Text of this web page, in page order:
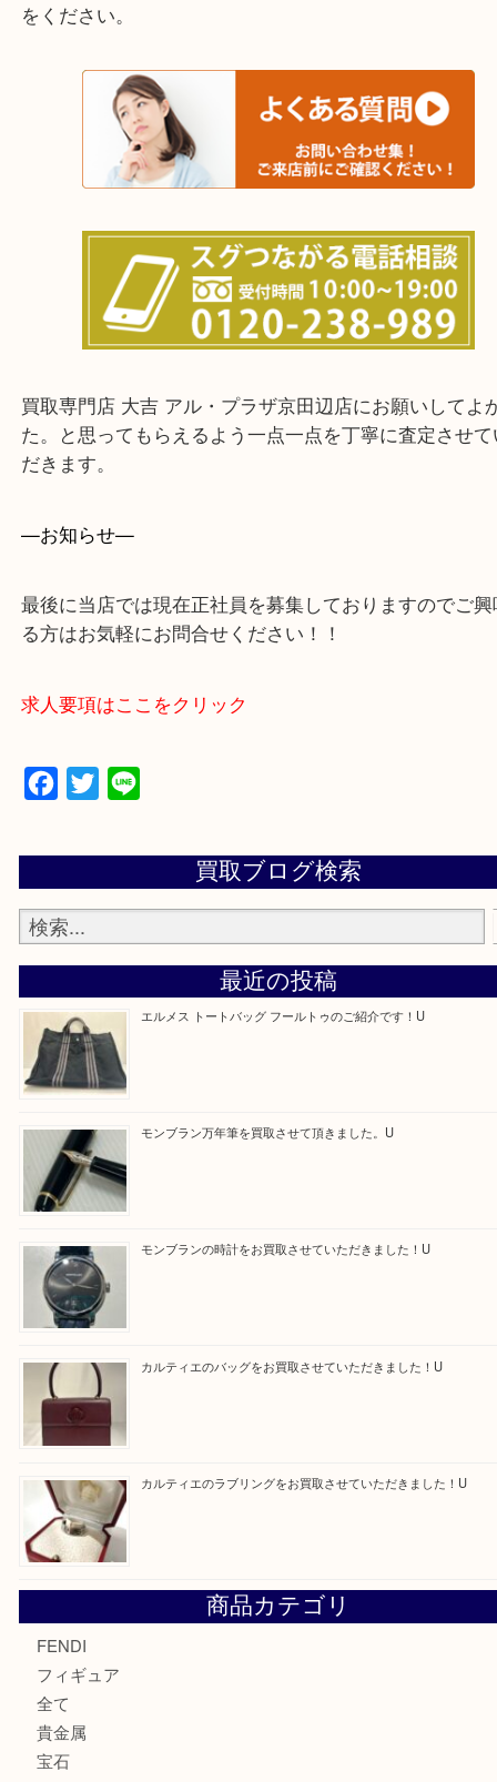
上記に記載がないエリアでもご相談ください。
・ご来店前に確認しておきたい！という方はお気
買取専門店 大吉 アル・プラザ京田辺店にお願いし
だきます。
—お知らせ—
最後に当店では現在正社員を募集しておりますので
る方はお気軽にお問合せください！！
Facebook
Twitter